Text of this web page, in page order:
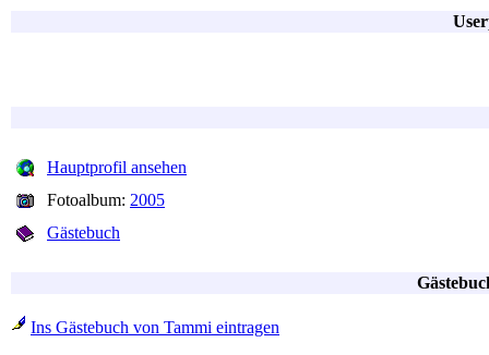
Hauptprofil ansehen
Fotoalbum: 2005
Gästebuch
Ins Gästebuch von Tammi eintragen